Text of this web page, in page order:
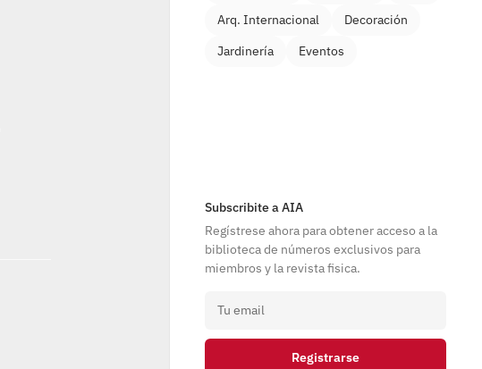
Arq. Internacional
Decoración
Jardinería
Eventos
Subscribite a AIA
Regístrese ahora para obtener acceso a la
biblioteca de números exclusivos para
miembros y la revista fisica.